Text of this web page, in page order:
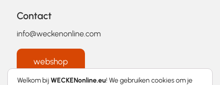
Contact
info@weckenonline.com
webshop
Welkom bijWECKENonline.eu! We gebruiken cookies om je